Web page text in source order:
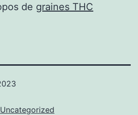
de graines THC
Uncategorized